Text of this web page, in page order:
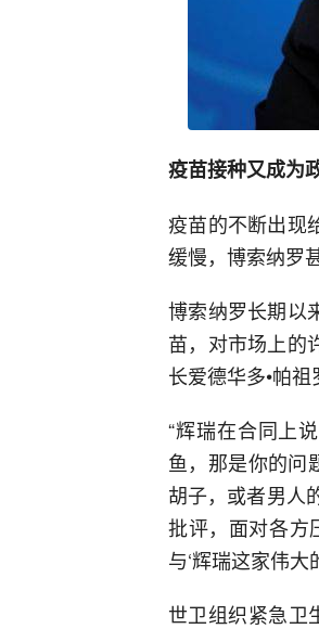
疫苗接种又成为
疫苗的不断出现
缓慢，博索纳罗
博索纳罗长期以
苗，对市场上的
长爱德华多•帕
“辉瑞在合同上
鱼，那是你的问
胡子，或者男人
批评，面对各方
与‘辉瑞这家伟大
世卫组织紧急卫